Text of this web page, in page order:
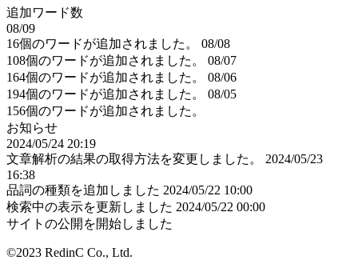
追加ワード数
08/09
16個のワードが追加されました。
08/08
108個のワードが追加されました。
08/07
164個のワードが追加されました。
08/06
194個のワードが追加されました。
08/05
156個のワードが追加されました。
お知らせ
2024/05/24 20:19
文章解析の結果の取得方法を変更しました。
2024/05/23
16:38
品詞の種類を追加しました 2024/05/22 10:00
検索中の表示を更新しました 2024/05/22 00:00
サイトの公開を開始しました
©2023 RedinC Co., Ltd.